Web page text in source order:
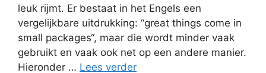
leuk rijmt. Er bestaat in het Engels een
vergelijkbare uitdrukking: “great things come in
small packages“, maar die wordt minder vaak
gebruikt en vaak ook net op een andere manier.
Hieronder … Lees verder